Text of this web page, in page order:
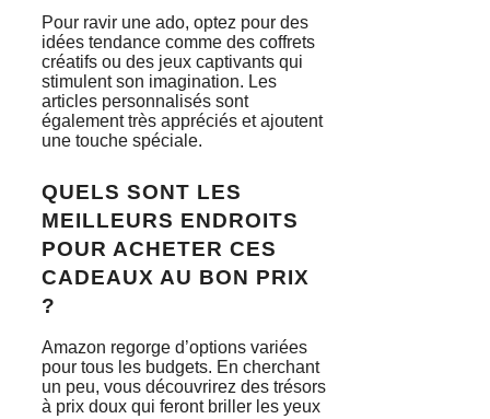
Pour ravir une ado, optez pour des
idées tendance comme des coffrets
créatifs ou des jeux captivants qui
stimulent son imagination. Les
articles personnalisés sont
également très appréciés et ajoutent
une touche spéciale.
QUELS SONT LES
MEILLEURS ENDROITS
POUR ACHETER CES
CADEAUX AU BON PRIX
?
Amazon regorge d’options variées
pour tous les budgets. En cherchant
un peu, vous découvrirez des trésors
à prix doux qui feront briller les yeux